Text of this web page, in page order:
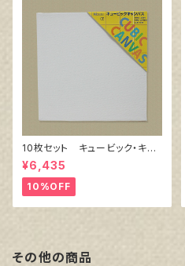
10枚セット キュービック・キャ
ンバス白（縦150㎜×横150㎜×
厚38㎜）
¥6,435
10%OFF
その他の商品